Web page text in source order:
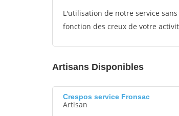
L'utilisation de notre service
fonction des creux de votre
Artisans Disponibles
Crespos service Fronsac
Artisan